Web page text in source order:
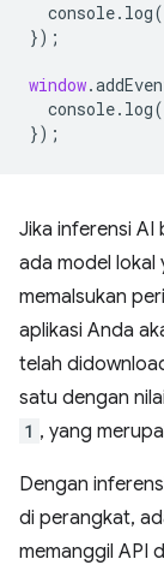
console. log(
});
window.
console. log(
});
Jika inferensi
ada model lokal
memalsukan
aplikasi Anda
telah
satu dengan nilai
1 , yang
Dengan
di perangkat,
memanggil API